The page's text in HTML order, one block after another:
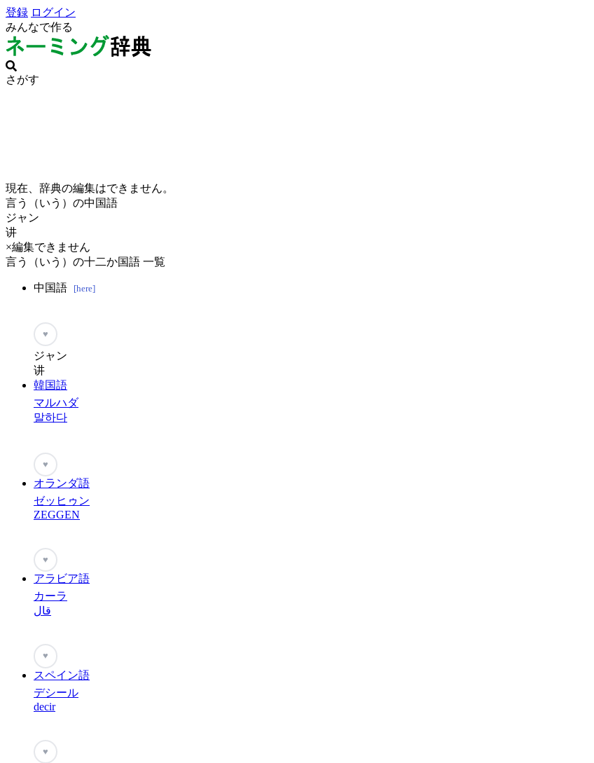
登録 ログイン
みんなで作る
さがす
現在、辞典の編集はできません。
言う（いう）の中国語
ジャン
讲
×編集できません
言う（いう）の十二か国語 一覧
中国語 [here]
♥
ジャン
讲
韓国語
マルハダ
말하다
♥
オランダ語
ゼッヒゥン
ZEGGEN
♥
アラビア語
カーラ
قال
♥
スペイン語
デシール
decir
♥